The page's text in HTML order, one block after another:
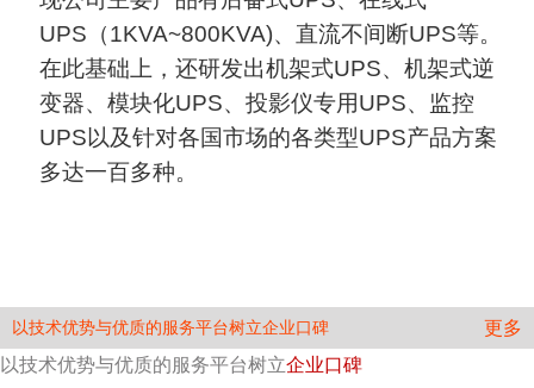
UPS（1KVA~800KVA)、直流不间断UPS等。
在此基础上，还研发出机架式UPS、机架式逆
变器、模块化UPS、投影仪专用UPS、监控
UPS以及针对各国市场的各类型UPS产品方案
多达一百多种。
以技术优势与优质的服务平台树立企业口碑
更多
以技术优势与优质的服务平台树立企业口碑